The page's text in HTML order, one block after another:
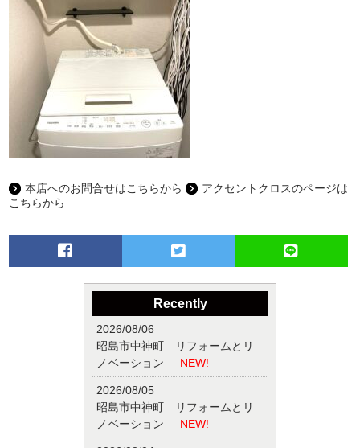
本店へのお問合せはこちらから
アクセントクロスのページは
こちらから
Recently
2026/08/06
昭島市中神町 リフォームとリ
ノベーション
NEW!
2026/08/05
昭島市中神町 リフォームとリ
ノベーション
NEW!